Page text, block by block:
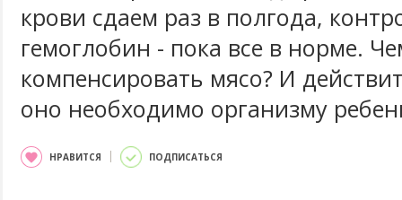
крови сдаем раз в полгода,
гемоглобин - пока все в норме.
компенсировать мясо? И
оно необходимо организму
НРАВИТСЯ ПОДПИСАТЬСЯ